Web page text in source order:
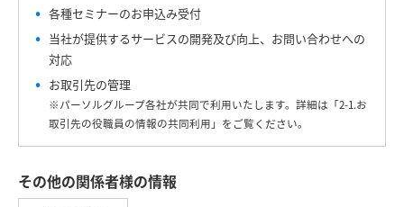
各種セミナーのお申込み受付
当社が提供するサービスの開発及び向上、お問い合わせへの
対応
お取引先の管理
※パーソルグループ各社が共同で利用いたします。詳細は「2-1.お
取引先の役職員の情報の共同利用」をご覧ください。
その他の関係者様の情報